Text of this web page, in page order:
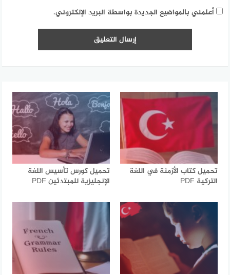
أعلمني بالمواضيع الجديدة بواسطة البريد الإلكتروني.
تحميل كتاب الأزمنة في اللغة
التركية PDF
تحميل كورس تأسيس اللغة
الإنجليزية للمبتدئين PDF